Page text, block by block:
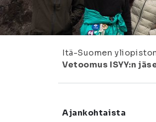
Itä-Suomen
Vetoomus ISYY:n
Ajankohtaista